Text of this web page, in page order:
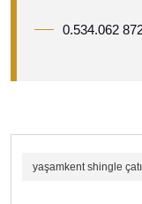
0.534.062
yaşamkent shingle çatı